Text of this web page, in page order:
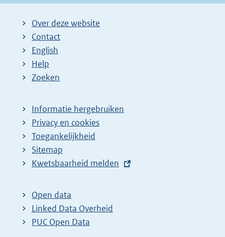
Over deze website
Contact
English
Help
Zoeken
Informatie hergebruiken
Privacy en cookies
Toegankelijkheid
Sitemap
E
t
e
r
Kwetsbaarheid melden
Open data
Linked Data Overheid
PUC Open Data